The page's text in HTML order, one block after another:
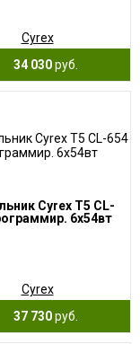
Cyrex
34 030руб.
Cyrex T5 CL-
6х54вт
Cyrex
37 730руб.